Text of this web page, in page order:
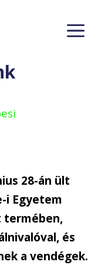
28-án ült
i Egyetem
és
a vendégek.